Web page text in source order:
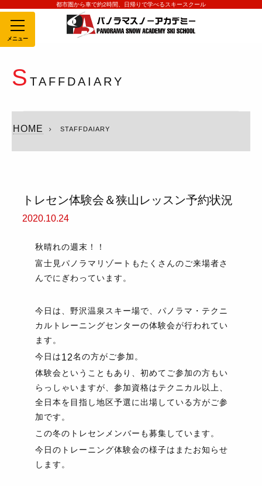
都市圏から車で約2時間、日帰りで学べるスキースクール
MENU
S TAFFDAIARY
HOME STAFFDAIARY
トレセン体験会＆狭山レッスン予約状況
2020.10.24
秋晴れの週末！！
富士見パノラマリゾートもたくさんのご来場者さ
んでにぎわっています。
今日は、野沢温泉スキー場で、パノラマ・テクニ
カルトレーニングセンターの体験会が行われてい
ます。
今日は12名の方がご参加。
体験会ということもあり、初めてご参加の方もい
らっしゃいますが、参加資格はテクニカル以上、
全日本を目指し地区予選に出場している方がご参
加です。
この冬のトレセンメンバーも募集しています。
今日のトレーニング体験会の様子はまたお知らせ
します。